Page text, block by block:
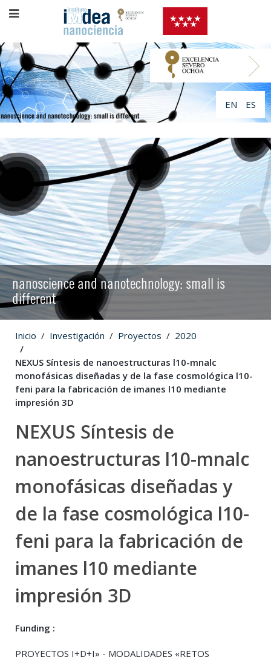
EN ES
nanoscience and nanotechnology: small is
different
Inicio Investigación Proyectos 2020
NEXUS Síntesis de nanoestructuras l10-mnalc
monofásicas diseñadas y de la fase cosmológica l10-
feni para la fabricación de imanes l10 mediante
impresión 3D
NEXUS Síntesis de
nanoestructuras l10-mnalc
monofásicas diseñadas y
de la fase cosmológica l10-
feni para la fabricación de
imanes l10 mediante
impresión 3D
Funding :
PROYECTOS I+D+I» - MODALIDADES «RETOS